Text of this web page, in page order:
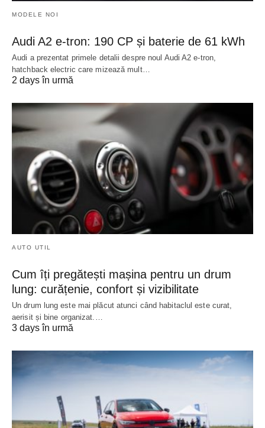
MODELE NOI
Audi A2 e-tron: 190 CP și baterie de 61 kWh
Audi a prezentat primele detalii despre noul Audi A2 e-tron,
hatchback electric care mizează mult…
2 days în urmă
AUTO UTIL
Cum îți pregătești mașina pentru un drum
lung: curățenie, confort și vizibilitate
Un drum lung este mai plăcut atunci când habitaclul este curat,
aerisit și bine organizat.…
3 days în urmă